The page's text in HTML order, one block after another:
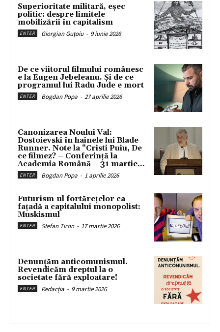
Superioritate militară, eșec
politic: despre limitele
mobilizării în capitalism
ENTER Giorgian Guțoiu - 9 iunie 2026
De ce viitorul filmului românesc
e la Eugen Jebeleanu. Și de ce
programul lui Radu Jude e mort
ENTER Bogdan Popa - 27 aprilie 2026
Canonizarea Noului Val:
Dostoievski în hainele lui Blade
Runner. Note la “Cristi Puiu, De
ce filmez? – Conferință la
Academia Română – 31 martie...
ENTER Bogdan Popa - 1 aprilie 2026
Futurism-ul fortărețelor ca
fațadă a capitalului monopolist:
Muskismul
ENTER Stefan Tiron - 17 martie 2026
Denunțăm anticomunismul.
Revendicăm dreptul la o
societate fără exploatare!
ENTER Redacția - 9 martie 2026